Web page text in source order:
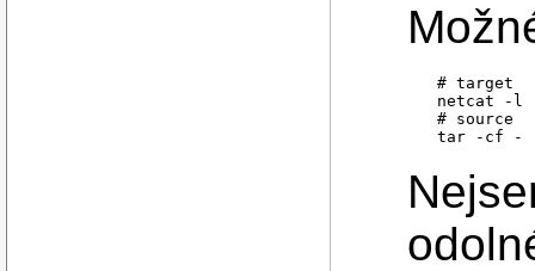
  # target
netcat -l
  # source